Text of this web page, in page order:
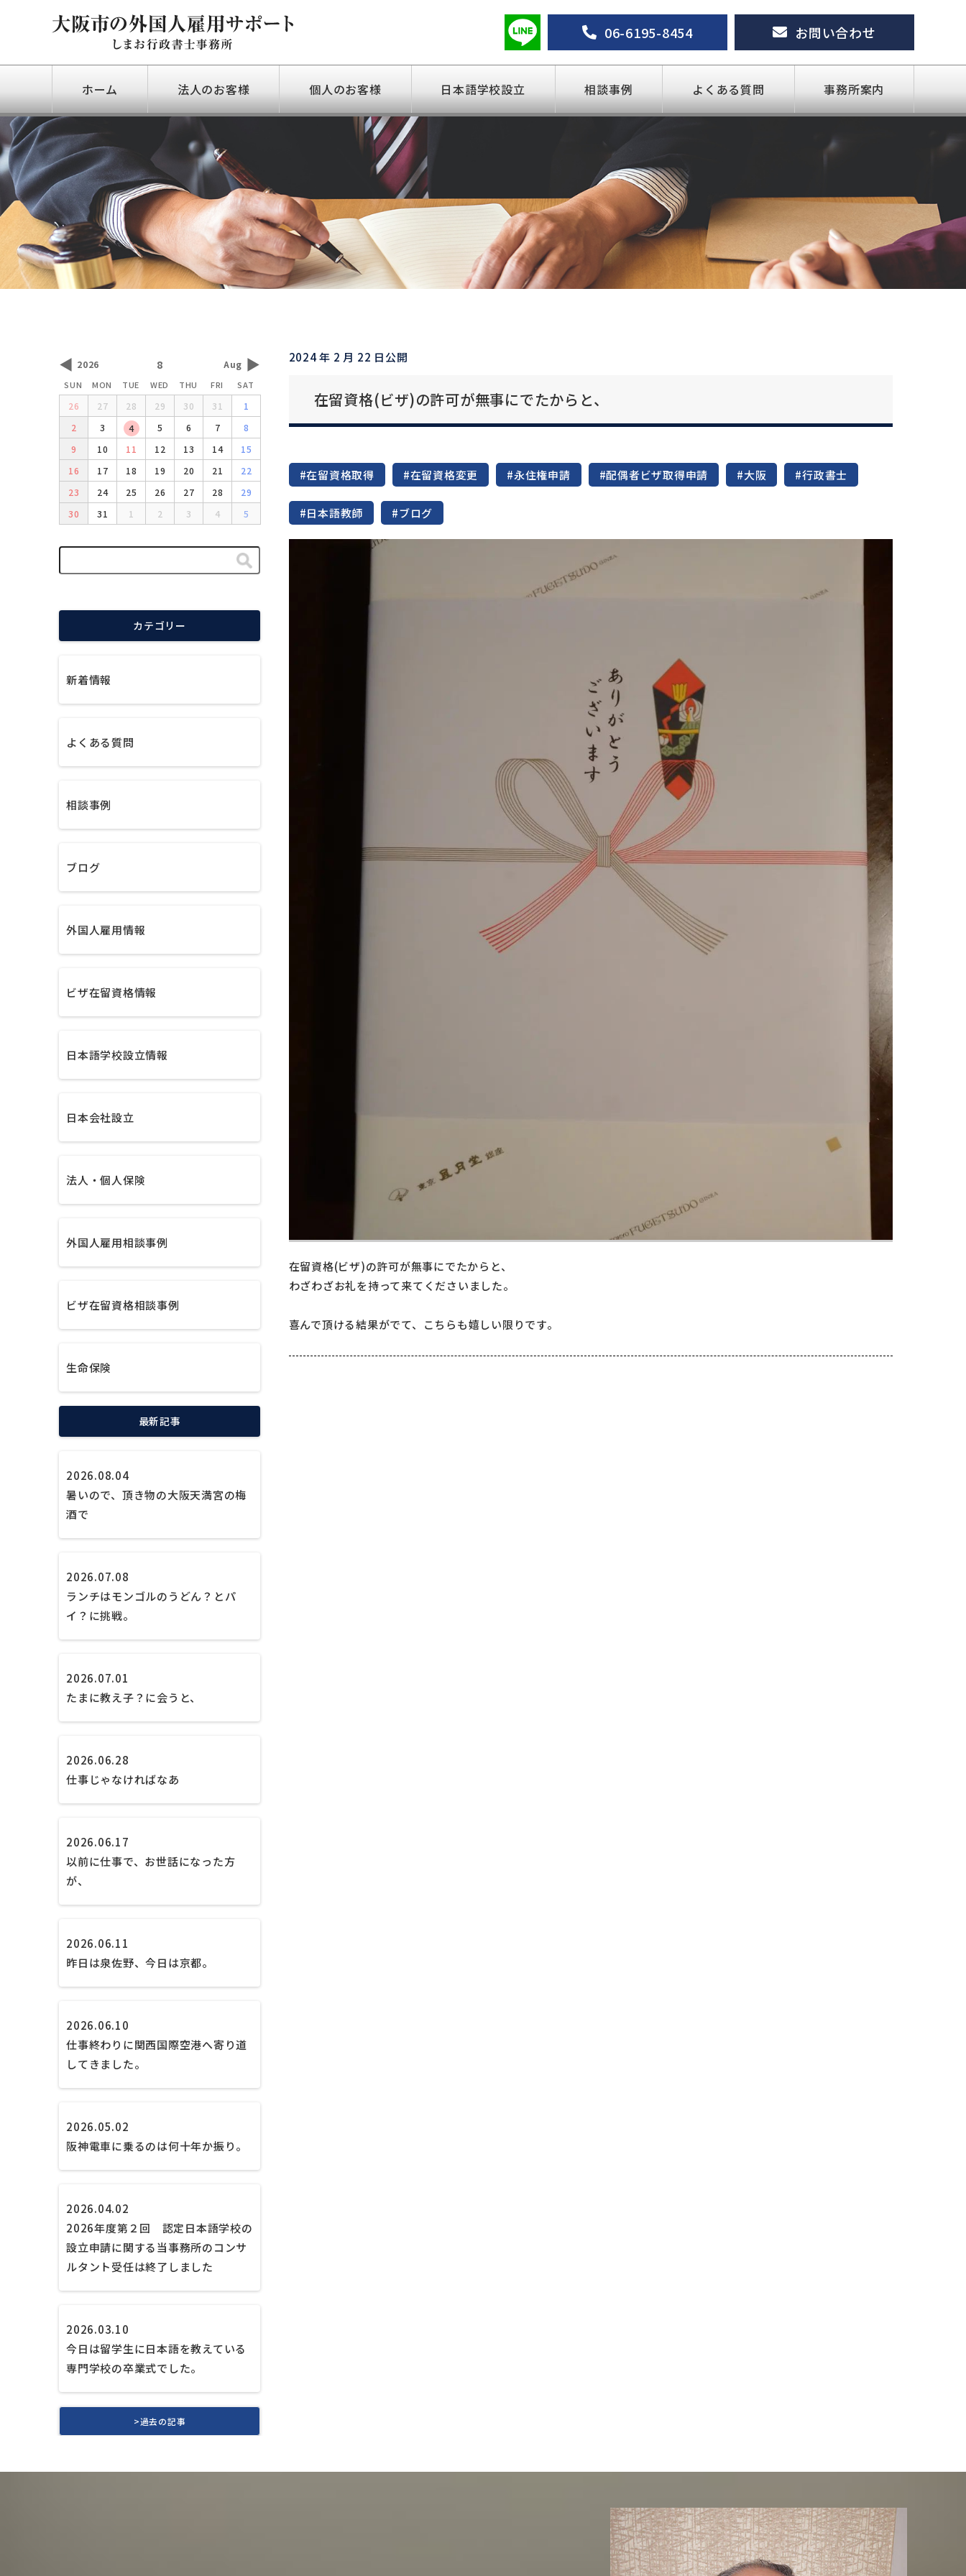
06-6195-8454 お問い合わせ
ホーム 法人のお客様 個人のお客様 日本語学校設立 相談事例 よくある質問 事務所案内
◀ 2026 8 Aug ▶
SUN MON TUE WED THU FRI SAT
26 27 28 29 30 31
1
2
3 4 5 6 7
8
9
10 11 12 13 14
15
16
17 18 19 20 21
22
23
24 25 26 27 28
29
30
31 1 2 3 4 5
カテゴリー
新着情報
よくある質問
相談事例
ブログ
外国人雇用情報
ビザ在留資格情報
日本語学校設立情報
日本会社設立
法人・個人保険
外国人雇用相談事例
ビザ在留資格相談事例
生命保険
最新記事
2026.08.04
暑いので、頂き物の大阪天満宮の梅
酒で
2026.07.08
ランチはモンゴルのうどん？とパ
イ？に挑戦。
2026.07.01
たまに教え子？に会うと、
2026.06.28
仕事じゃなければなあ
2026.06.17
以前に仕事で、お世話になった方
が、
2026.06.11
昨日は泉佐野、今日は京都。
2026.06.10
仕事終わりに関西国際空港へ寄り道
してきました。
2026.05.02
阪神電車に乗るのは何十年か振り。
2026.04.02
2026年度第２回 認定日本語学校の
設立申請に関する当事務所のコンサ
ルタント受任は終了しました
2026.03.10
今日は留学生に日本語を教えている
専門学校の卒業式でした。
>過去の記事
2024 年 2 月 22 日公開
在留資格(ビザ)の許可が無事にでたからと、
#在留資格取得 #在留資格変更 #永住権申請 #配偶者ビザ取得申請 #大阪 #行政書士
#日本語教師 #ブログ
在留資格(ビザ)の許可が無事にでたからと、
わざわざお礼を持って来てくださいました。
喜んで頂ける結果がでて、こちらも嬉しい限りです。